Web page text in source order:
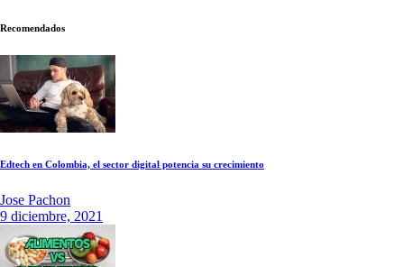
Recomendados
Edtech en Colombia, el sector digital potencia su crecimiento
Jose Pachon
9 diciembre, 2021